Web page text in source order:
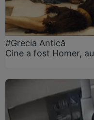
#Grecia Antică
Cine a fost Homer,